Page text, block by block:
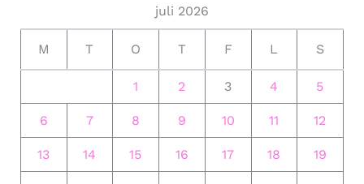
juli 2026
M T O T F L S
1 2 3 4 5
6 7 8 9 10 11 12
13 14 15 16 17 18 19